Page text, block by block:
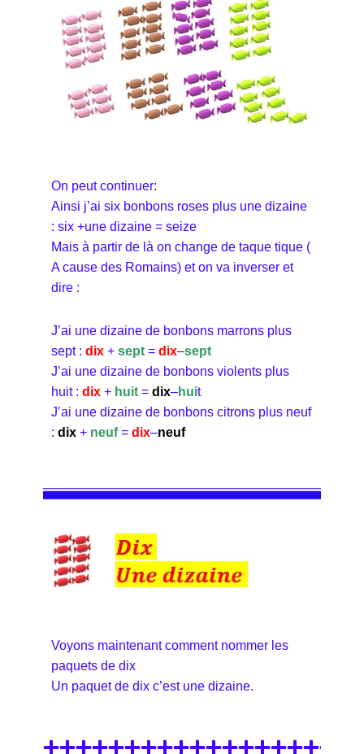
On peut continuer:
Ainsi j’ai six bonbons roses plus une dizaine
: six +une dizaine = seize
Mais à partir de là on change de taque tique (
A cause des Romains) et on va inverser et
dire :
J’ai une dizaine de bonbons marrons plus
sept : dix + sept = dix–sept
J’ai une dizaine de bonbons violents plus
huit : dix + huit = dix–huit
J’ai une dizaine de bonbons citrons plus neuf
: dix + neuf= dix–neuf
Voyons maintenant comment nommer les
paquets de dix
Un paquet de dix c’est une dizaine.